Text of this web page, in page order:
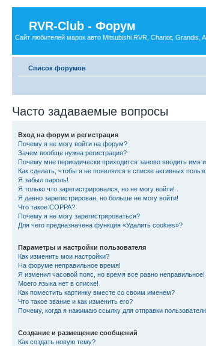
RVR-Club - Форум
Сайт любителей марок авто Mitsubishi RVR, Chariot, Grandis,
Список форумов
Часто задаваемые вопросы
Вход на форум и регистрация
Почему я не могу войти на форум?
Зачем вообще нужна регистрация?
Почему мне периодически приходится заново вводить имя
Как сделать, чтобы я не появлялся в списке активных
Я забыл пароль!
Я только что зарегистрировался, но не могу войти!
Я давно зарегистрирован, но больше не могу войти!
Что такое COPPA?
Почему я не могу зарегистрироваться?
Для чего предназначена функция «Удалить cookies»?
Параметры и настройки пользователя
Как изменить мои настройки?
На форуме неправильное время!
Я изменил часовой пояс, но время все равно неправильное!
Моего языка нет в списке!
Как поместить картинку вместе со своим именем?
Что такое звание и как изменить его?
Почему, когда я нажимаю ссылку для отправки
Создание и размещение сообщений
Как создать новую тему?